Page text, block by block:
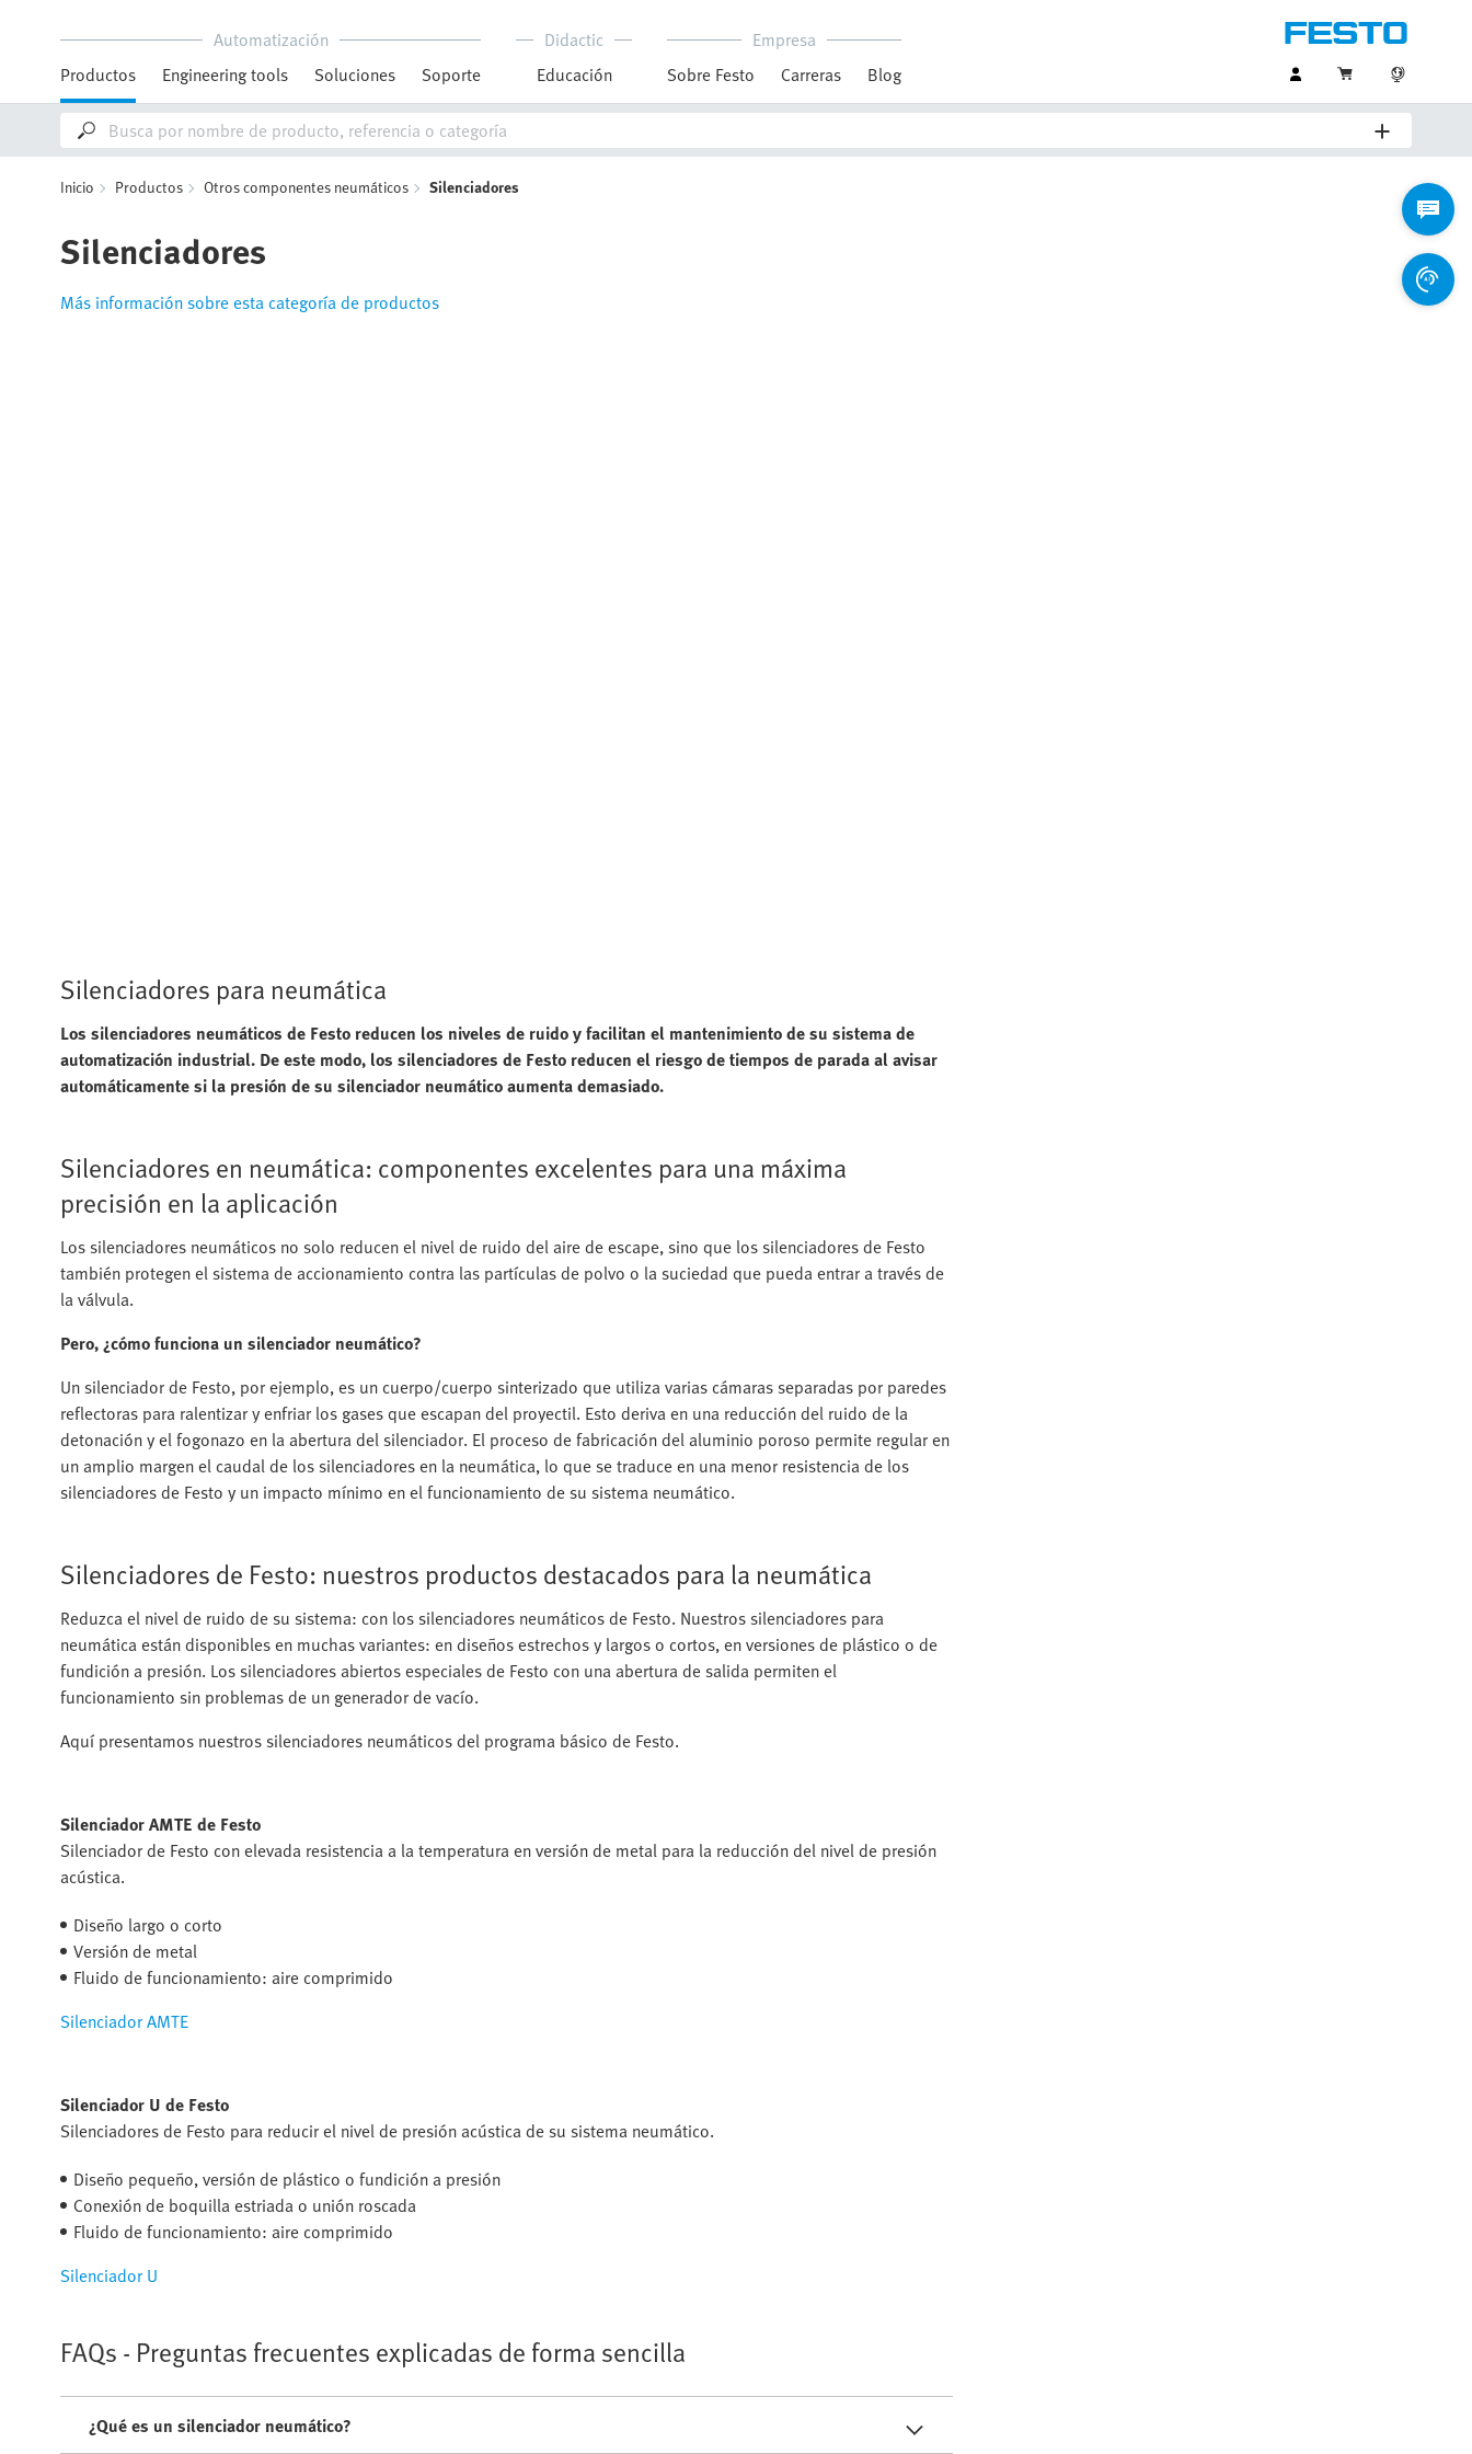
Automatización
Productos
Engineering tools Soluciones Soporte
Didactic
Educación
Empresa
Sobre Festo
Carreras Blog
Inicio Productos Otros componentes neumáticos Silenciadores
Silenciadores
Más información sobre esta categoría de productos
Silenciadores para neumática
Los silenciadores neumáticos de Festo reducen los niveles de ruido y facilitan el mantenimiento de su sistema de
automatización industrial. De este modo, los silenciadores de Festo reducen el riesgo de tiempos de parada al avisar
automáticamente si la presión de su silenciador neumático aumenta demasiado.
Silenciadores en neumática: componentes excelentes para una máxima
precisión en la aplicación
Los silenciadores neumáticos no solo reducen el nivel de ruido del aire de escape, sino que los silenciadores de Festo
también protegen el sistema de accionamiento contra las partículas de polvo o la suciedad que pueda entrar a través de
la válvula.
Pero, ¿cómo funciona un silenciador neumático?
Un silenciador de Festo, por ejemplo, es un cuerpo/cuerpo sinterizado que utiliza varias cámaras separadas por paredes
reflectoras para ralentizar y enfriar los gases que escapan del proyectil. Esto deriva en una reducción del ruido de la
detonación y el fogonazo en la abertura del silenciador. El proceso de fabricación del aluminio poroso permite regular en
un amplio margen el caudal de los silenciadores en la neumática, lo que se traduce en una menor resistencia de los
silenciadores de Festo y un impacto mínimo en el funcionamiento de su sistema neumático.
Silenciadores de Festo: nuestros productos destacados para la neumática
Reduzca el nivel de ruido de su sistema: con los silenciadores neumáticos de Festo. Nuestros silenciadores para
neumática están disponibles en muchas variantes: en diseños estrechos y largos o cortos, en versiones de plástico o de
fundición a presión. Los silenciadores abiertos especiales de Festo con una abertura de salida permiten el
funcionamiento sin problemas de un generador de vacío.
Aquí presentamos nuestros silenciadores neumáticos del programa básico de Festo.
Silenciador AMTE de Festo
Silenciador de Festo con elevada resistencia a la temperatura en versión de metal para la reducción del nivel de presión
acústica.
Diseño largo o corto
Versión de metal
Fluido de funcionamiento: aire comprimido
Silenciador AMTE
Silenciador U de Festo
Silenciadores de Festo para reducir el nivel de presión acústica de su sistema neumático.
Diseño pequeño, versión de plástico o fundición a presión
Conexión de boquilla estriada o unión roscada
Fluido de funcionamiento: aire comprimido
Silenciador U
FAQs - Preguntas frecuentes explicadas de forma sencilla
¿Qué es un silenciador neumático?